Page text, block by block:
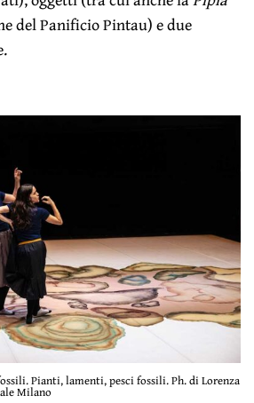
del Panificio Pintau) e due
Pianti, lamenti, pesci fossili. Ph. di Lorenza
Milano